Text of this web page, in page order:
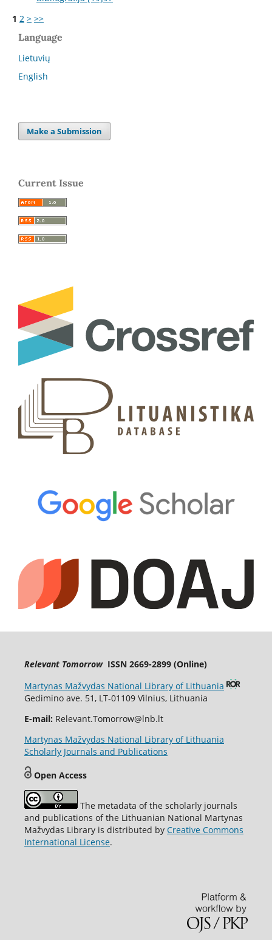
1 2 > >>
Language
Lietuvių
English
Make a Submission
Current Issue
Relevant TomorrowISSN 2669-2899 (Online)
Martynas Mažvydas National Library of Lithuania
Gedimino ave. 51, LT-01109 Vilnius, Lithuania
E-mail: Relevant.Tomorrow@lnb.lt
Martynas Mažvydas National Library of Lithuania
Scholarly Journals and Publications
Open Access
The metadata of the scholarly journals
and publications of the Lithuanian National Martynas
Mažvydas Library is distributed by Creative Commons
International License.